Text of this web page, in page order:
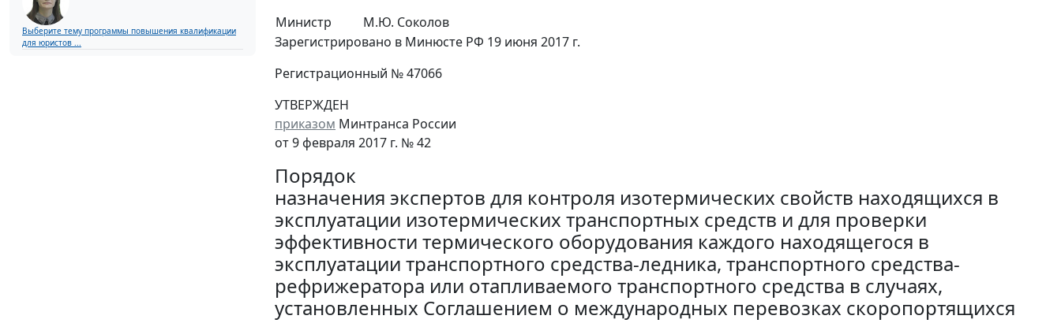
Выберите тему программы повышения квалификации
для юристов ...
Министр
М.Ю. Соколов
Зарегистрировано в Минюсте РФ 19 июня 2017 г.
Регистрационный № 47066
УТВЕРЖДЕН
приказом Минтранса России
от 9 февраля 2017 г. № 42
Порядок
назначения экспертов для контроля изотермических свойств находящихся в
эксплуатации изотермических транспортных средств и для проверки
эффективности термического оборудования каждого находящегося в
эксплуатации транспортного средства-ледника, транспортного средства-
рефрижератора или отапливаемого транспортного средства в случаях,
установленных Соглашением о международных перевозках скоропортящихся